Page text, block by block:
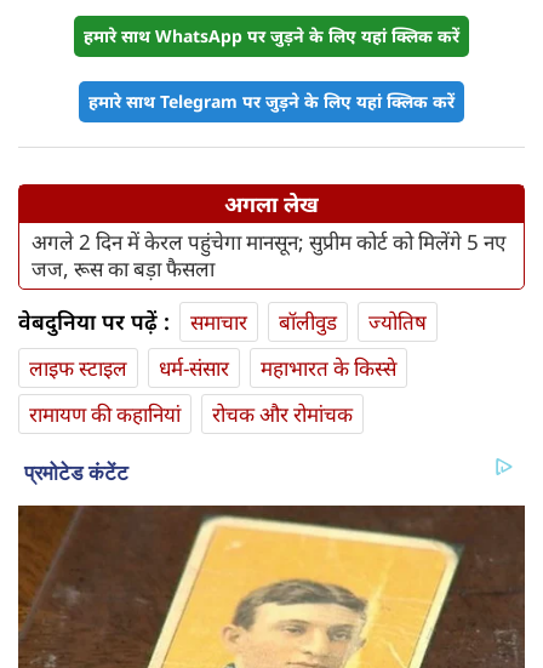
हमारे साथ WhatsApp पर जुड़ने के लिए यहां क्लिक करें
हमारे साथ Telegram पर जुड़ने के लिए यहां क्लिक करें
अगला लेख
अगले 2 दिन में केरल पहुंचेगा मानसून; सुप्रीम कोर्ट को मिलेंगे 5 नए
जज, रूस का बड़ा फैसला
वेबदुनिया पर पढ़ें : समाचार बॉलीवुड
ज्योतिष
लाइफ स्‍टाइल
धर्म-संसार
महाभारत के किस्से
रामायण की कहानियां
रोचक और रोमांचक